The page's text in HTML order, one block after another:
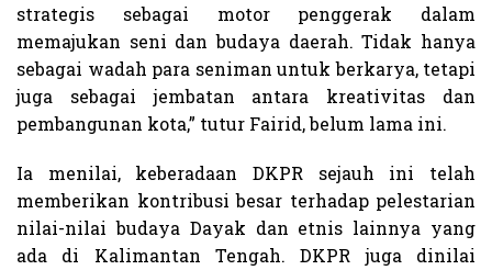
strategis sebagai motor penggerak dalam
memajukan seni dan budaya daerah. Tidak hanya
sebagai wadah para seniman untuk berkarya, tetapi
juga sebagai jembatan antara kreativitas dan
pembangunan kota,” tutur Fairid, belum lama ini.
Ia menilai, keberadaan DKPR sejauh ini telah
memberikan kontribusi besar terhadap pelestarian
nilai-nilai budaya Dayak dan etnis lainnya yang
ada di Kalimantan Tengah. DKPR juga dinilai